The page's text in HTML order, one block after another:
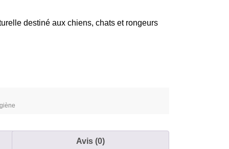
destiné aux chiens, chats et rongeurs
Avis (0)